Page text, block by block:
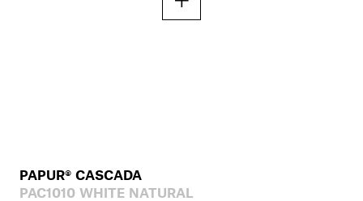
PAPUR® CASCADA
PAC1010 WHITE NATURAL